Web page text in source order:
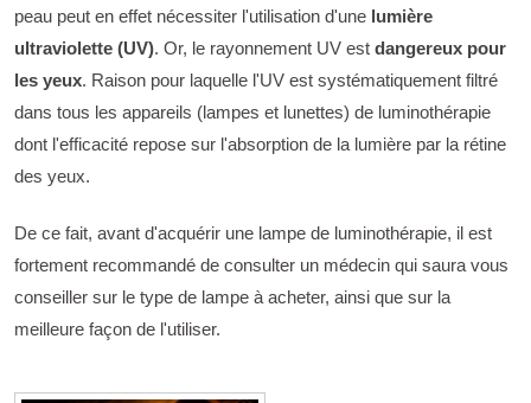
peau peut en effet nécessiter l'utilisation d'une lumière
ultraviolette (UV). Or, le rayonnement UV est dangereux pour
les yeux. Raison pour laquelle l'UV est systématiquement filtré
dans tous les appareils (lampes et lunettes) de luminothérapie
dont l'efficacité repose sur l'absorption de la lumière par la rétine
des yeux.
De ce fait, avant d'acquérir une lampe de luminothérapie, il est
fortement recommandé de consulter un médecin qui saura vous
conseiller sur le type de lampe à acheter, ainsi que sur la
meilleure façon de l'utiliser.